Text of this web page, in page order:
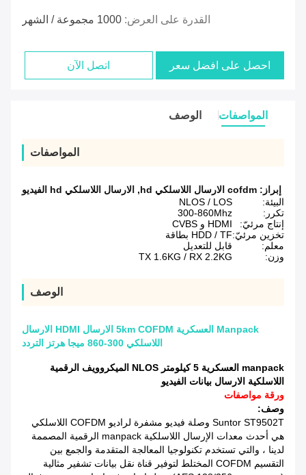
القدرة على العرض: 1000 مجموعة / الشهر
احصل على افضل سعر اتصل الآن
المواصفات الوصف
المواصفات
إبراز: cofdm الارسال اللاسلكي hd , الارسال اللاسلكي hd الفيديو
البيئة:
NLOS / LOS
تكرر:
300-860Mhz
إنتاج مرئيّ:
HDMI و CVBS
تخزين مرئيّ:HDD / TF بطاقة
معلم:
قابل للتعديل
وزن:
TX 1.6KG / RX 2.2KG
الوصف
Manpack العسكرية 5km COFDM الارسال HDMI الارسال
اللاسلكي 300-860 ميجا هرتز التردد
manpack العسكرية 5 كيلومتر NLOS الميكروويف الرقمية
اللاسلكية الارسال بيانات الفيديو
ورقة مواصفات
وصف:
Suntor ST9502T وصلة فيديو مشفرة لراديو COFDM اللاسلكي
هي أحدث معدات الإرسال اللاسلكية manpack الرقمية المصممة
لدينا ، والتي تستخدم تكنولوجيا المعالجة المتقدمة والجمع بين
التقسيم COFDM المختلط لتوفير قناة نقل بيانات تشفير مثالية